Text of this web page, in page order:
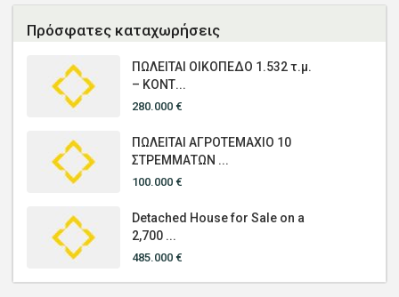
Πρόσφατες καταχωρήσεις
ΠΩΛΕΙΤΑΙ ΟΙΚΟΠΕΔΟ 1.532 τ.μ.
– ΚΟΝΤ...
280.000 €
ΠΩΛΕΙΤΑΙ ΑΓΡΟΤΕΜΑΧΙΟ 10
ΣΤΡΕΜΜΑΤΩΝ ...
100.000 €
Detached House for Sale on a
2,700 ...
485.000 €